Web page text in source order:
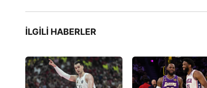
İLGILI HABERLER